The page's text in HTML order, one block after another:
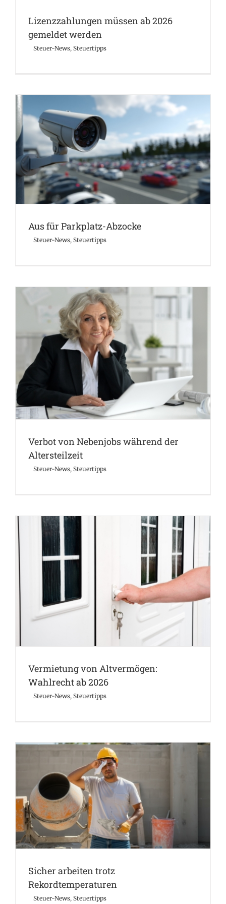
Lizenzzahlungen müssen ab 2026
gemeldet werden
Steuer-News, Steuertipps
Aus für Parkplatz-Abzocke
Steuer-News Steuertipps
Aus für Parkplatz-Abzocke
Steuer-News, Steuertipps
Verbot von Nebenjobs während der Altersteilzeit
Steuer-News Steuertipps
Verbot von Nebenjobs während der
Altersteilzeit
Steuer-News, Steuertipps
Vermietung von Altvermögen: Wahlrecht ab 2026
Steuer-News Steuertipps
Vermietung von Altvermögen:
Wahlrecht ab 2026
Steuer-News, Steuertipps
Sicher arbeiten trotz Rekordtemperaturen
Steuer-News Steuertipps
Sicher arbeiten trotz
Rekordtemperaturen
Steuer-News, Steuertipps